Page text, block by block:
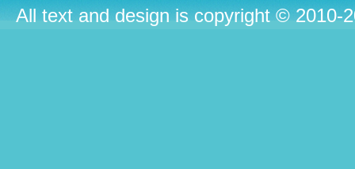
All text and design is copyright © 2010-